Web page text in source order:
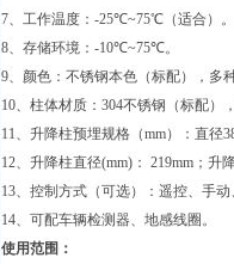
7、工作温度： -25℃~75℃ （适合）。
8、存储环境： -10℃~75℃。
9、颜色：不锈钢本色（标配），多
10、柱体材质： 304不锈钢（标配）
11、升降柱预埋规格（mm）：直径
12、升降柱直径(mm) ： 219mm ；升
13、控制方式（可选）：遥控、手
14、可配车辆检测器、地感线圈。
使用范围：